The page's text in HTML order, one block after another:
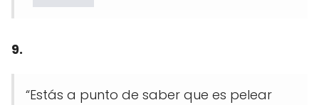
9.
“Estás a punto de saber que es pelear